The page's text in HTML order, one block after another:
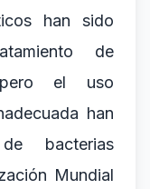
han sido
de
pero el uso
han
bacterias
Mundial